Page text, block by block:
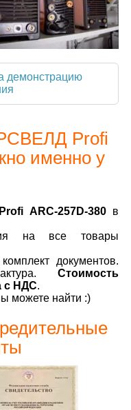
демонстрацию
Profi
именно у
ARC-257D-380в
на все товары
документов.
Стоимость
с НДС.
можете найти :)